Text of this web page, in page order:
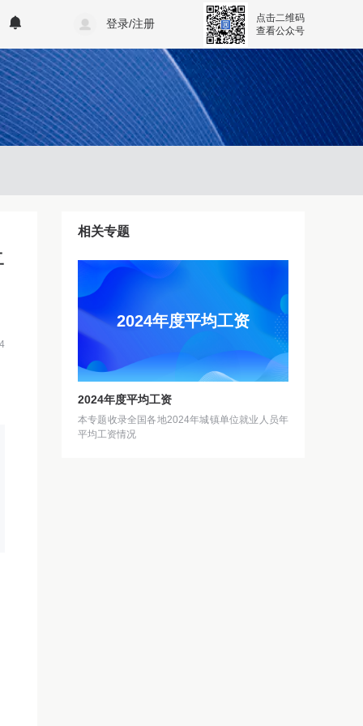
登录/注册
点击二维码
查看公众号
相关专题
2024年度平均工资
2024年度平均工资
本专题收录全国各地2024年城镇单位就业人员年
平均工资情况